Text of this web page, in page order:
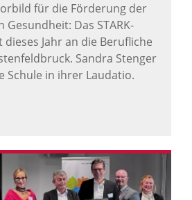
für die Förderung der
Gesundheit: Das STARK-
dieses Jahr an die Berufliche
Sandra Stenger
Schule in ihrer Laudatio.